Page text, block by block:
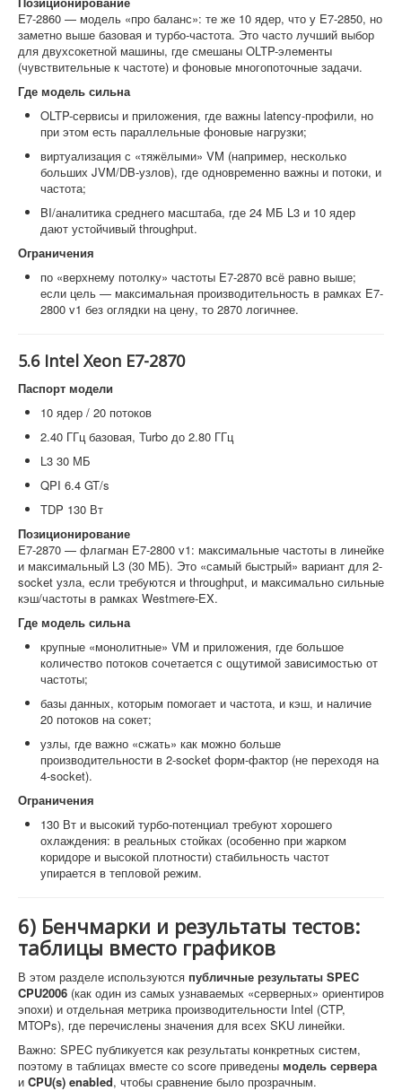
E7-2860 — модель «про баланс»: те же 10 ядер, что у E7-2850, но
заметно выше базовая и турбо-частота. Это часто лучший выбор
для двухсокетной машины, где смешаны OLTP-элементы
(чувствительные к частоте) и фоновые многопоточные задачи.
Где модель сильна
OLTP-сервисы и приложения, где важны latency-профили, но
при этом есть параллельные фоновые нагрузки;
виртуализация с «тяжёлыми» VM (например, несколько
больших JVM/DB-узлов), где одновременно важны и потоки, и
частота;
BI/аналитика среднего масштаба, где 24 МБ L3 и 10 ядер
дают устойчивый throughput.
Ограничения
по «верхнему потолку» частоты E7-2870 всё равно выше;
если цель — максимальная производительность в рамках E7-
2800 v1 без оглядки на цену, то 2870 логичнее.
5.6 Intel Xeon E7-2870
Паспорт модели
10 ядер / 20 потоков
2.40 ГГц базовая, Turbo до 2.80 ГГц
L3 30 МБ
QPI 6.4 GT/s
TDP 130 Вт
Позиционирование
E7-2870 — флагман E7-2800 v1: максимальные частоты в линейке
и максимальный L3 (30 МБ). Это «самый быстрый» вариант для 2-
socket узла, если требуются и throughput, и максимально сильные
кэш/частоты в рамках Westmere-EX.
Где модель сильна
крупные «монолитные» VM и приложения, где большое
количество потоков сочетается с ощутимой зависимостью от
частоты;
базы данных, которым помогает и частота, и кэш, и наличие
20 потоков на сокет;
узлы, где важно «сжать» как можно больше
производительности в 2-socket форм-фактор (не переходя на
4-socket).
Ограничения
130 Вт и высокий турбо-потенциал требуют хорошего
охлаждения: в реальных стойках (особенно при жарком
коридоре и высокой плотности) стабильность частот
упирается в тепловой режим.
6) Бенчмарки и результаты тестов:
таблицы вместо графиков
В этом разделе используются публичные результаты SPEC
CPU2006 (как один из самых узнаваемых «серверных» ориентиров
эпохи) и отдельная метрика производительности Intel (CTP,
MTOPs), где перечислены значения для всех SKU линейки.
Важно: SPEC публикуется как результаты конкретных систем,
поэтому в таблицах вместе со score приведены модель сервера
и CPU(s) enabled, чтобы сравнение было прозрачным.